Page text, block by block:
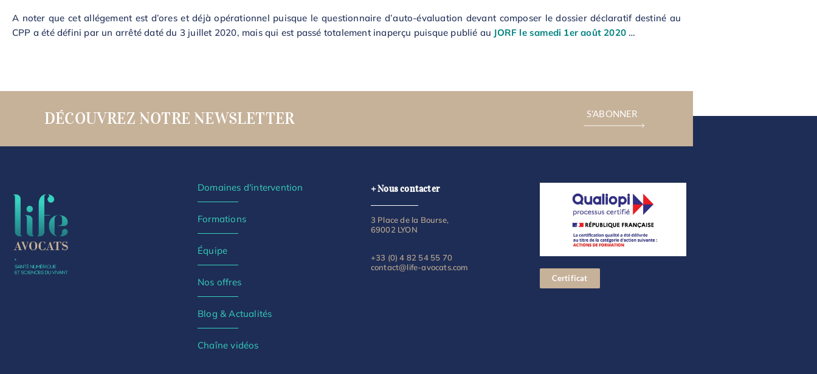
A noter que cet allégement est d’ores et déjà opérationnel puisque le questionnaire d’auto-évaluation devant composer le dossier déclaratif destiné au
CPP a été défini par un arrêté daté du 3 juillet 2020, mais qui est passé totalement inaperçu puisque publié au JORF le samedi 1er août 2020 …
DÉCOUVREZ NOTRE NEWSLETTER S'ABONNER
Domaines d'intervention
Formations
Équipe
Nos offres
Blog & Actualités
Chaîne vidéos
+ Nous contacter
3 Place de la Bourse,
69002 LYON
+33 (0) 4 82 54 55 70
contact@life-avocats.com
Certificat